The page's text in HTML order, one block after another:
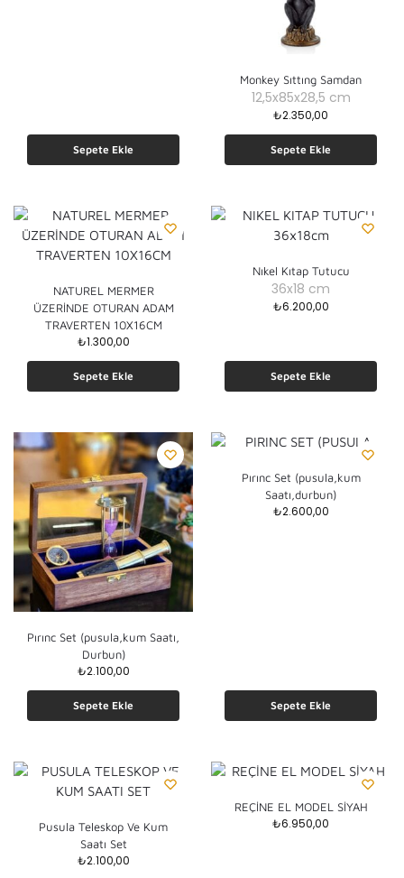
Sepete Ekle
Monkey Sıttıng Samdan
12,5x85x28,5 cm
₺2.350,00
Sepete Ekle
NATUREL MERMER
ÜZERİNDE OTURAN ADAM
TRAVERTEN 10X16CM
₺1.300,00
Sepete Ekle
Nıkel Kıtap Tutucu
36x18 cm
₺6.200,00
Sepete Ekle
Pırınc Set (pusula,kum Saatı,
Durbun)
₺2.100,00
Sepete Ekle
Pırınc Set (pusula,kum
Saatı,durbun)
₺2.600,00
Sepete Ekle
Pusula Teleskop Ve Kum
Saatı Set
₺2.100,00
REÇİNE EL MODEL SİYAH
₺6.950,00